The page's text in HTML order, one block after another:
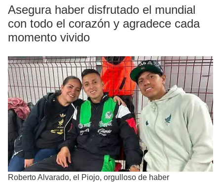
Asegura haber disfrutado el mundial
con todo el corazón y agradece cada
momento vivido
Roberto Alvarado, el Piojo, orgulloso de haber